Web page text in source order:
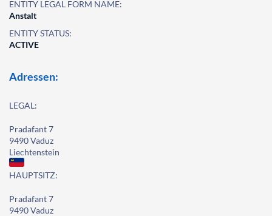
ENTITY LEGAL FORM NAME:
Anstalt
ENTITY STATUS:
ACTIVE
Adressen:
LEGAL:
Pradafant 7
9490 Vaduz
Liechtenstein
HAUPTSITZ:
Pradafant 7
9490 Vaduz